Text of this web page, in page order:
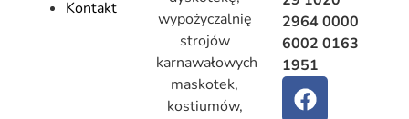
Kontakt
wypożyczalnię
strojów
karnawałowych
maskotek,
kostiumów,
2964 0000
6002 0163
1951